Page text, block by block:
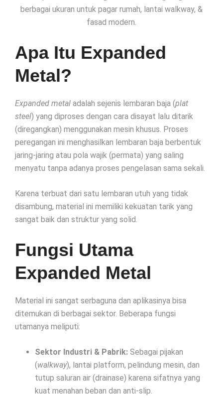
berbagai ukuran untuk pagar rumah, lantai walkway, &
fasad modern.
Apa Itu Expanded
Metal?
Expanded metal adalah sejenis lembaran baja (plat
steel) yang diproses dengan cara disayat lalu ditarik
(diregangkan) menggunakan mesin khusus. Proses
peregangan ini menghasilkan lembaran baja berbentuk
jaring-jaring atau pola wajik (permata) yang saling
menyatu tanpa adanya proses pengelasan sama sekali.
Karena terbuat dari satu lembaran utuh yang tidak
disambung, material ini memiliki kekuatan tarik yang
sangat baik dan struktur yang solid.
Fungsi Utama
Expanded Metal
Material ini sangat serbaguna dan aplikasinya bisa
ditemukan di berbagai sektor. Beberapa fungsi
utamanya meliputi:
Sektor Industri & Pabrik: Sebagai pijakan
(walkway), lantai platform, pelindung mesin, dan
tutup saluran air (drainase) karena sifatnya yang
kuat menahan beban dan anti-slip.